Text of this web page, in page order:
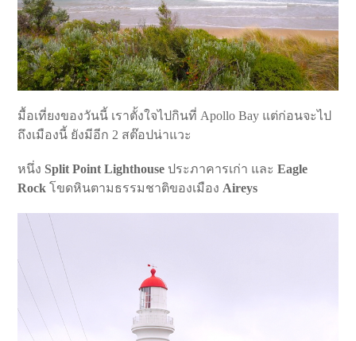
มื้อเที่ยงของวันนี้ เราตั้งใจไปกินที่ Apollo Bay แต่ก่อนจะไป
ถึงเมืองนี้ ยังมีอีก 2 สต๊อปน่าแวะ
หนึ่ง Split Point Lighthouse ประภาคารเก่า และEagle
Rock โขดหินตามธรรมชาติของเมือง Aireys